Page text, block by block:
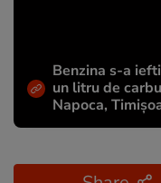
Benzina s-a
un litru de
Napoca,